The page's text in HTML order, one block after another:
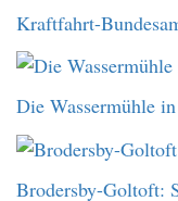
Kraftfahrt-
Die Wassermühle
Brodersby-Goltoft: